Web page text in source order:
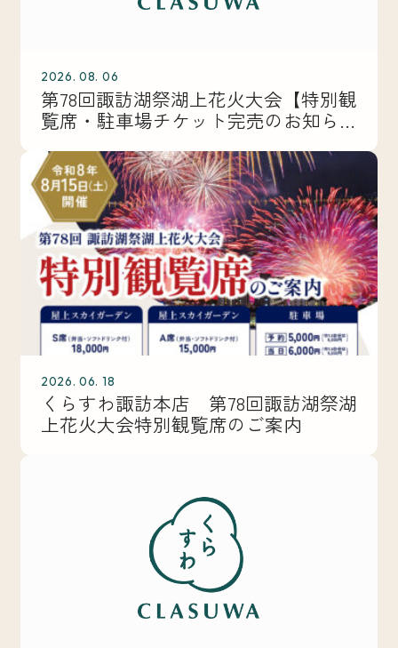
2026. 08. 06
第78回諏訪湖祭湖上花火大会【特別観
覧席・駐車場チケット完売のお知ら
2026. 06. 18
くらすわ諏訪本店 第78回諏訪湖祭湖
上花火大会特別観覧席のご案内